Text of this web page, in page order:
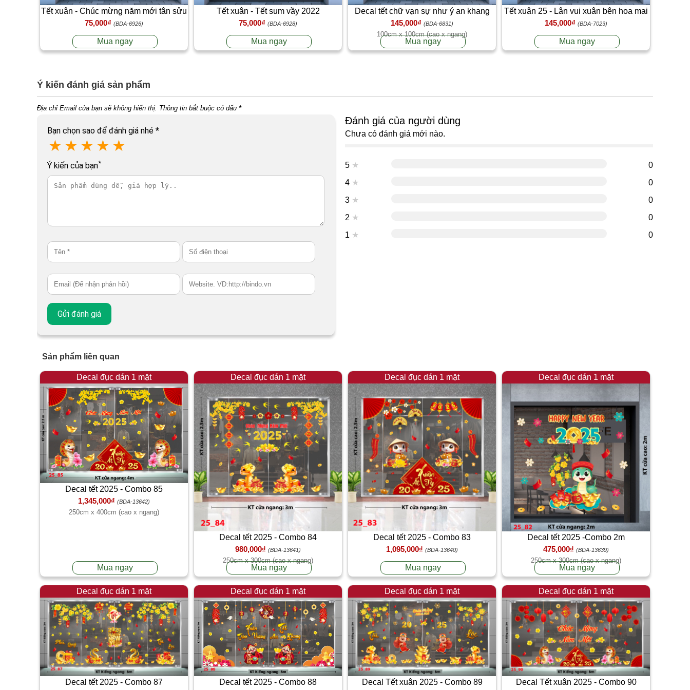
Tết xuân - Chúc mừng năm mới tân sửu
T2
75,000₫ (BDA-6926)
Mua ngay
Tết xuân - Tết sum vầy 2022
75,000₫ (BDA-6928)
Mua ngay
Decal tết chữ vạn sự như ý an khang
thịnh vượng
145,000₫ (BDA-6831)
100cm x 100cm (cao x ngang)
Mua ngay
Tết xuân 25 - Lân vui xuân bên hoa mai
145,000₫ (BDA-7023)
Mua ngay
Ý kiến đánh giá sản phẩm
Địa chỉ Email của bạn sẽ không hiển thị. Thông tin bắt buộc có dấu *
Bạn chọn sao để đánh giá nhé *
★ ★ ★ ★ ★
Ý kiến của bạn*
Đánh giá của người dùng
Chưa có đánh giá mới nào.
5 ★
0
4 ★
0
3 ★
0
2 ★
0
1 ★ 0
Sản phẩm liên quan
Decal đục dán 1 mặt
Decal tết 2025 - Combo 85
1,345,000₫ (BDA-13642)
250cm x 400cm (cao x ngang)
Mua ngay
Decal đục dán 1 mặt
Decal tết 2025 - Combo 84
980,000₫ (BDA-13641)
250cm x 300cm (cao x ngang)
Mua ngay
Decal đục dán 1 mặt
Decal tết 2025 - Combo 83
1,095,000₫ (BDA-13640)
Mua ngay
Decal đục dán 1 mặt
Decal tết 2025 -Combo 2m
475,000₫ (BDA-13639)
250cm x 300cm (cao x ngang)
Mua ngay
Decal đục dán 1 mặt
Decal tết 2025 - Combo 87
Decal đục dán 1 mặt
Decal tết 2025 - Combo 88
Decal đục dán 1 mặt
Decal Tết xuân 2025 - Combo 89
Decal đục dán 1 mặt
Decal Tết xuân 2025 - Combo 90